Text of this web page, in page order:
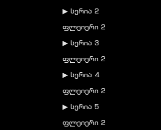
▶ სერია 2
ფლეიერი 2
▶ სერია 3
ფლეიერი 2
▶ სერია 4
ფლეიერი 2
▶ სერია 5
ფლეიერი 2